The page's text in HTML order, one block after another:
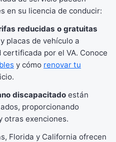
en su licencia de conducir:
reducidas o gratuitas
placas de vehículo a
por el VA. Conoce
y cómo renovar tu
discapacitado están
proporcionando
otras exenciones.
Florida y California ofrecen